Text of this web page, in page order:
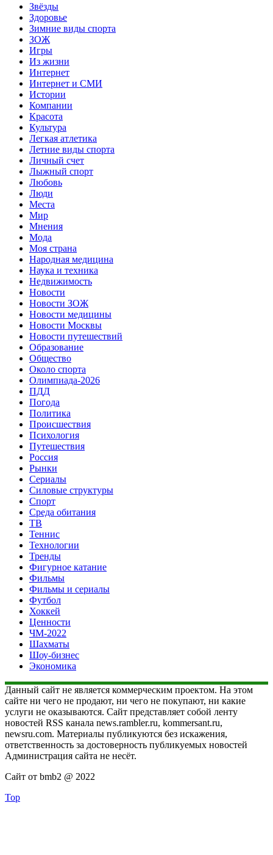
Звёзды
Здоровье
Зимние виды спорта
ЗОЖ
Игры
Из жизни
Интернет
Интернет и СМИ
Истории
Компании
Красота
Культура
Легкая атлетика
Летние виды спорта
Личный счет
Лыжный спорт
Любовь
Люди
Места
Мир
Мнения
Мода
Моя страна
Народная медицина
Наука и техника
Недвижимость
Новости
Новости ЗОЖ
Новости медицины
Новости Москвы
Новости путешествий
Образование
Общество
Около спорта
Олимпиада-2026
ПДД
Погода
Политика
Происшествия
Психология
Путешествия
Россия
Рынки
Сериалы
Силовые структуры
Спорт
Среда обитания
ТВ
Теннис
Технологии
Тренды
Фигурное катание
Фильмы
Фильмы и сериалы
Футбол
Хоккей
Ценности
ЧМ-2022
Шахматы
Шоу-бизнес
Экономика
Данный сайт не является коммерческим проектом. На этом
сайте ни чего не продают, ни чего не покупают, ни какие
услуги не оказываются. Сайт представляет собой ленту
новостей RSS канала news.rambler.ru, kommersant.ru,
newsru.com. Материалы публикуются без искажения,
ответственность за достоверность публикуемых новостей
Администрация сайта не несёт.
Сайт от bmb2 @ 2022
Top